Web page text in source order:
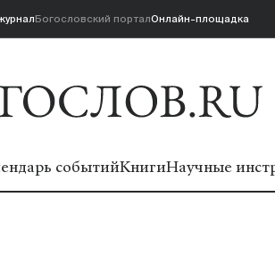
Богословский порталОнлайн-площадка
событийКнигиНаучные